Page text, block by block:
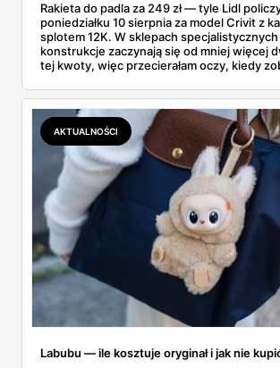
Rakieta do padla za 249 zł — tyle Lidl
poniedziałku 10 sierpnia za model Crivit z
splotem 12K. W sklepach
konstrukcje zaczynają się od mniej więcej
tej kwoty, więc przecierałam oczy, kiedy
najszybciej rosnący sport w Polsce:
lawinowo, a chętnych jeszcze szybciej.
dokładnie dostajemy za te pieniądze i komu
faktycznie wystarczy.
AKTUALNOŚCI
Labubu — ile kosztuje oryginał i jak nie